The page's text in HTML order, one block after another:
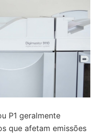
P1 geralmente
que afetam emissões